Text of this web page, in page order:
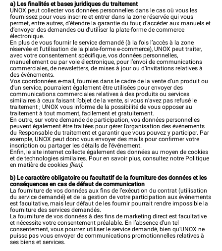
a) Les finalités et bases juridiques du traitement
UNOX peut collecter vos données personnelles dans le cas où vous les
fournissez pour vous inscrire et entrer dans la zone réservée qui vous
permet, entre autres, d’étendre la garantie du four, d’accéder aux manuels et
d’envoyer des demandes ou d’utiliser la plate-forme de commerce
électronique.
En plus de vous fournir le service demandé (à la fois l’accès à la zone
réservée et l’utilisation de la plate-forme e-commerce), UNOX peut traiter,
avec votre consentement spécifique, vos données personnelles,
manuellement ou par voie électronique, pour l’envoi de communications
commerciales, de newsletters, de mises à jour ou d’invitations relatives à
des événements.
Vos coordonnées e-mail, fournies dans le cadre de la vente d’un produit ou
d’un service, pourraient également être utilisées pour envoyer des
communications commerciales relatives à des produits ou services
similaires à ceux faisant l’objet de la vente, si vous n’avez pas refusé le
traitement ; UNOX vous informe de la possibilité de vous opposer au
traitement à tout moment, facilement et gratuitement.
En outre, sur votre demande de participation, vos données personnelles
peuvent également être traitées pour gérer l’organisation des événements
du Responsable du traitement et garantir que vous pouvez y participer. Par
exemple, UNOX peut donc vous envoyer des mails pour confirmer votre
inscription ou partager les détails de l’événement.
Enfin, le site internet collecte également des données au moyen de cookies
et de technologies similaires. Pour en savoir plus, consultez notre Politique
en matière de cookies [lien].
b) Le caractère obligatoire ou facultatif de la fourniture des données et les
conséquences en cas de défaut de communication
La fourniture de vos données aux fins de l’exécution du contrat (utilisation
du service demandé) et de la gestion de votre participation aux événements
est facultative, mais leur défaut de les fournir pourrait rendre impossible la
fourniture des services demandés.
La fourniture de vos données à des fins de marketing direct est facultative
et nécessite votre consentement préalable. En l’absence d’un tel
consentement, vous pourrez utiliser le service demandé, bien qu’UNOX ne
puisse pas vous envoyer de communications promotionnelles relatives à
ses biens et services.